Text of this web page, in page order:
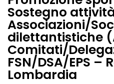
Sostegno
Associazioni/
dilettantistiche
Comitati/
FSN/DSA/EPS –
Lombardia